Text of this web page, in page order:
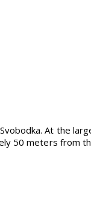
At the
50 meters from